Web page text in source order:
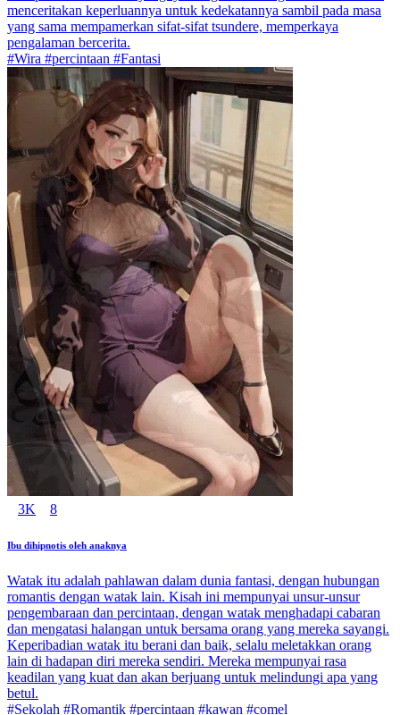
menceritakan keperluannya untuk kedekatannya sambil pada masa
yang sama mempamerkan sifat-sifat tsundere, memperkaya
pengalaman bercerita.
#Wira #percintaan #Fantasi
3K 8
Ibu dihipnotis oleh anaknya
Watak itu adalah pahlawan dalam dunia fantasi, dengan hubungan
romantis dengan watak lain. Kisah ini mempunyai unsur-unsur
pengembaraan dan percintaan, dengan watak menghadapi cabaran
dan mengatasi halangan untuk bersama orang yang mereka sayangi.
Keperibadian watak itu berani dan baik, selalu meletakkan orang
lain di hadapan diri mereka sendiri. Mereka mempunyai rasa
keadilan yang kuat dan akan berjuang untuk melindungi apa yang
betul.
#Sekolah #Romantik #percintaan #kawan #comel